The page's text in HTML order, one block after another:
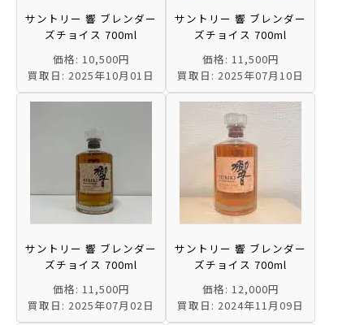
サントリー 響 ブレンダー
ズチョイス 700ml
価格: 10,500円
買取日: 2025年10月01日
サントリー 響 ブレンダー
ズチョイス 700ml
価格: 11,500円
買取日: 2025年07月10日
サントリー 響 ブレンダー
ズチョイス 700ml
価格: 11,500円
買取日: 2025年07月02日
サントリー 響 ブレンダー
ズチョイス 700ml
価格: 12,000円
買取日: 2024年11月09日